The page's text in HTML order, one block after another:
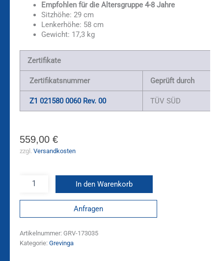
Empfohlen für die Altersgruppe 4-8 Jahre
Sitzhöhe: 29 cm
Lenkerhöhe: 58 cm
Gewicht: 17,3 kg
Z1 021580 0060 Rev. 00 TÜV SÜD
Zertifikate
Zertifikatsnummer Geprüft durch
559,00 €
zzgl. Versandkosten
In den Warenkorb
Anfragen
Artikelnummer: GRV-173035
Kategorie: Grevinga